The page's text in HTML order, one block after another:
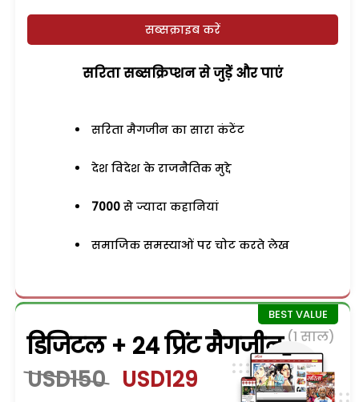
सब्सक्राइब करें
सरिता सब्सक्रिप्शन से जुड़ेें और पाएं
सरिता मैगजीन का सारा कंटेंट
देश विदेश के राजनैतिक मुद्दे
7000 से ज्यादा कहानियां
समाजिक समस्याओं पर चोट करते लेख
डिजिटल + 24 प्रिंट मैगजीन (1 साल)
USD150 USD129